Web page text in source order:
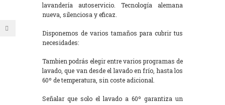
lavandería autoservicio. Tecnología alemana
nueva, silenciosa y eficaz.
Disponemos de varios tamaños para cubrir tus
necesidades:
Tambien podrás elegir entre varios programas de
lavado, que van desde el lavado en frío, hasta los
60º de temperatura, sin coste adicional.
Señalar que solo el lavado a 60º garantiza un